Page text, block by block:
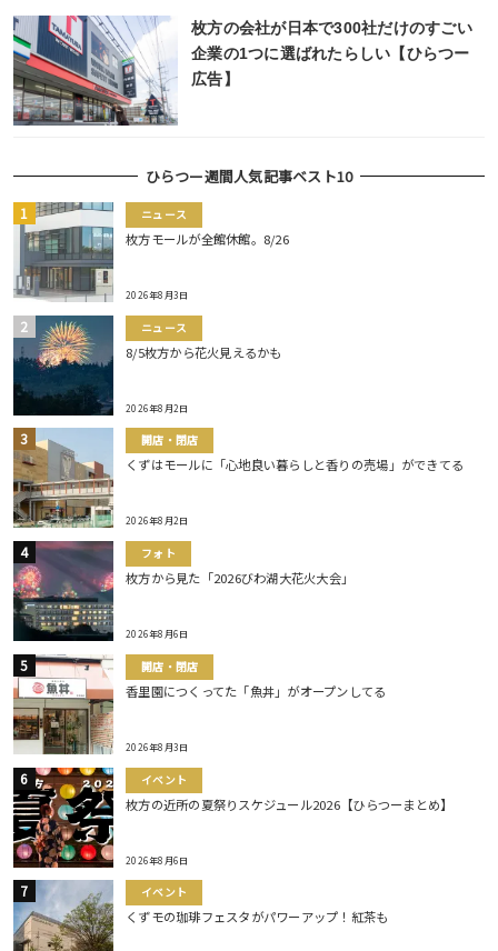
枚方の会社が日本で300社だけのすごい
企業の1つに選ばれたらしい【ひらつー
広告】
ひらつー週間人気記事ベスト10
ニュース
枚方モールが全館休館。8/26
2026年8月3日
ニュース
8/5枚方から花火見えるかも
2026年8月2日
開店・閉店
くずはモールに「心地良い暮らしと香りの売場」ができてる
2026年8月2日
フォト
枚方から見た「2026びわ湖大花火大会」
2026年8月6日
開店・閉店
香里園につくってた「魚丼」がオープンしてる
2026年8月3日
イベント
枚方の近所の夏祭りスケジュール2026【ひらつーまとめ】
2026年8月6日
イベント
くずモの珈琲フェスタがパワーアップ！紅茶も